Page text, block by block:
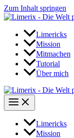
Zum Inhalt springen
Limericks
Mission
Mitmachen
Tutorial
Über mich
Limericks
Mission